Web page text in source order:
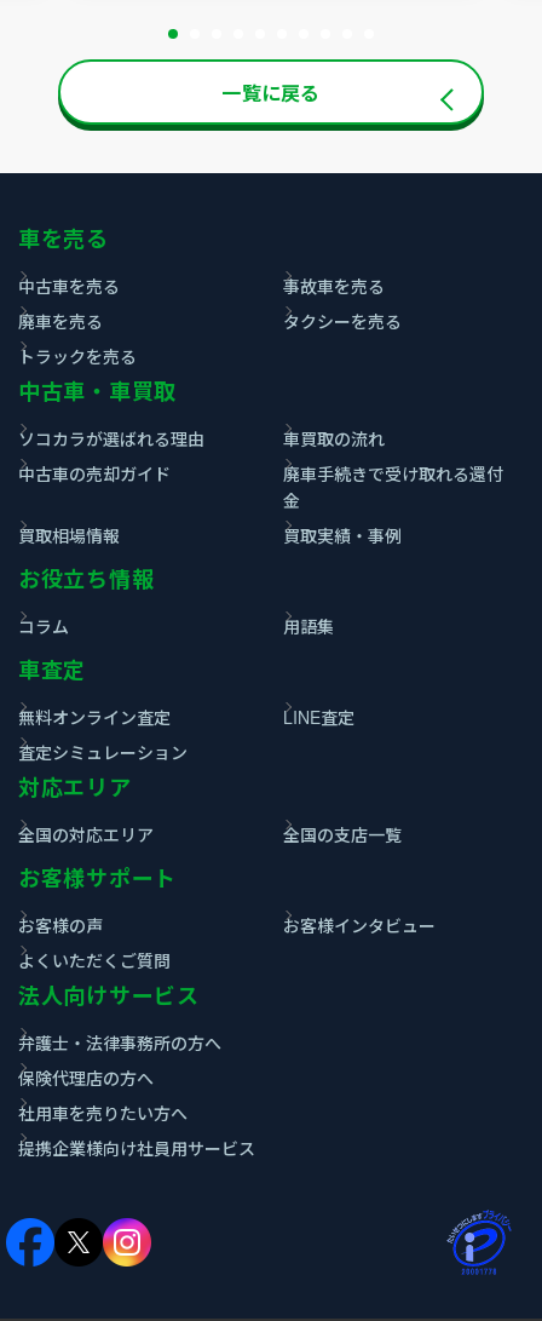
一覧に戻る
車を売る
中古車を売る
事故車を売る
廃車を売る
タクシーを売る
トラックを売る
中古車・車買取
ソコカラが選ばれる理由
車買取の流れ
中古車の売却ガイド
廃車手続きで受け取れる還付
金
買取相場情報
買取実績・事例
お役立ち情報
コラム 用語集
車査定
無料オンライン査定
LINE査定
査定シミュレーション
対応エリア
全国の対応エリア 全国の支店一覧
お客様サポート
お客様の声
お客様インタビュー
よくいただくご質問
法人向けサービス
弁護士・法律事務所の方へ
保険代理店の方へ
社用車を売りたい方へ
提携企業様向け社員用サービス